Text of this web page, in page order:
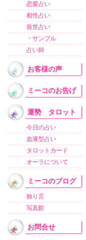
恋愛占い
相性占い
前世占い
・サンプル
占い師
お客様の声
ミーコのお告げ
運勢 タロット
今日の占い
血液型占い
タロットカード
オーラについて
ミーコのブログ
独り言
写真館
お問合せ